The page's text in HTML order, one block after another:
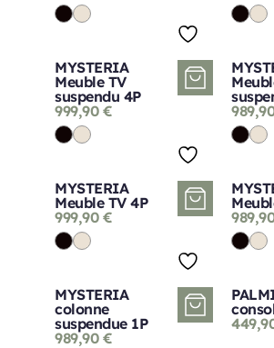
MYSTERIA
Meuble TV
suspendu 4P
999,90 €
MYSTERIA
Meuble TV 4P
999,90 €
MYSTERIA
colonne
suspendue 1P
989,90 €